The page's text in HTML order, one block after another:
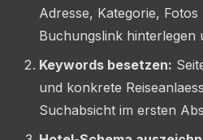
Adresse, Kategorie,
Buchungslink hinterlegen
Keywords besetzen:
und konkrete
Suchabsicht im ersten